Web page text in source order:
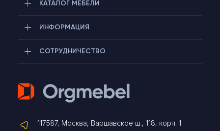
КАТАЛОГ МЕБЕЛИ
ИНФОРМАЦИЯ
СОТРУДНИЧЕСТВО
117587, Москва, Варшавское ш., 118, корп. 1
Telegram